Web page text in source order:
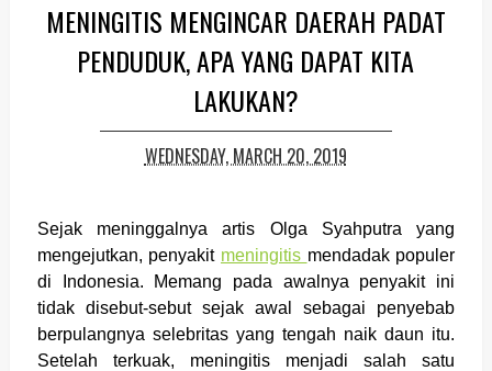
MENINGITIS MENGINCAR DAERAH PADAT
PENDUDUK, APA YANG DAPAT KITA
LAKUKAN?
WEDNESDAY, MARCH 20, 2019
Sejak meninggalnya artis Olga Syahputra yang
mengejutkan, penyakit meningitis mendadak populer
di Indonesia. Memang pada awalnya penyakit ini
tidak disebut-sebut sejak awal sebagai penyebab
berpulangnya selebritas yang tengah naik daun itu.
Setelah terkuak, meningitis menjadi salah satu